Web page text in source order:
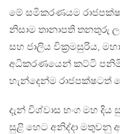
මේ සමිකරණයම
නිසාම තානාපති තනතුරු
සහ ජාලිය වික්‍රමසුරිය,
අධිකරණයෙන් කට්ටි
හැන්දෙන්ම රාජපක්ෂටත්
දැන් විශ්වාස භංග මහ
සුළි හෙට අනිද්දා මතුවනු